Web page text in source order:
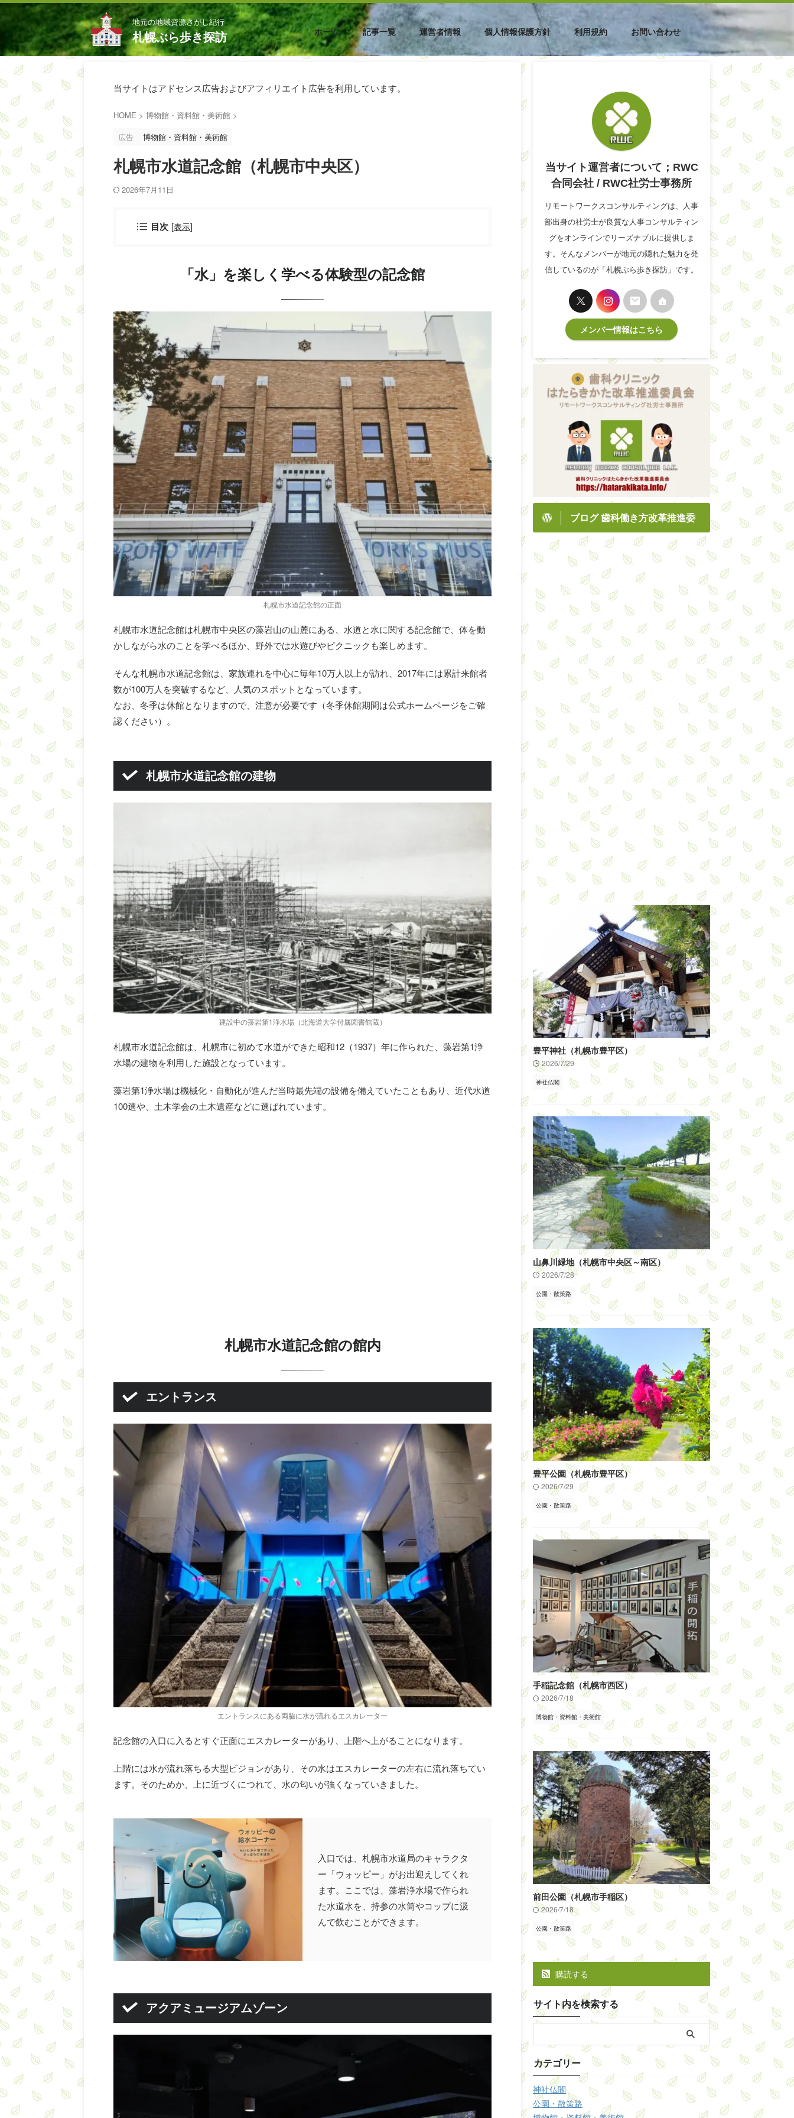
地元の地域資源さがし紀行
札幌ぶら歩き探訪 ホーム 記事一覧 運営者情報 個人情報保護方針 利用規約 お問い合わせ
当サイトはアドセンス広告およびアフィリエイト広告を利用しています。
HOME > 博物館・資料館・美術館 >
広告
博物館・資料館・美術館
札幌市水道記念館（札幌市中央区）
2026年7月11日
目次 [表示]
「水」を楽しく学べる体験型の記念館
札幌市水道記念館の正面
札幌市水道記念館は札幌市中央区の藻岩山の山麓にある、水道と水に関する記念館で、体を動
かしながら水のことを学べるほか、野外では水遊びやピクニックも楽しめます。
そんな札幌市水道記念館は、家族連れを中心に毎年10万人以上が訪れ、2017年には累計来館者
数が100万人を突破するなど、人気のスポットとなっています。
なお、冬季は休館となりますので、注意が必要です（冬季休館期間は公式ホームページをご確
認ください）。
札幌市水道記念館の建物
建設中の藻岩第1浄水場（北海道大学付属図書館蔵）
札幌市水道記念館は、札幌市に初めて水道ができた昭和12（1937）年に作られた、藻岩第1浄
水場の建物を利用した施設となっています。
藻岩第1浄水場は機械化・自動化が進んだ当時最先端の設備を備えていたこともあり、近代水道
100選や、土木学会の土木遺産などに選ばれています。
札幌市水道記念館の館内
エントランス
エントランスにある両脇に水が流れるエスカレーター
記念館の入口に入るとすぐ正面にエスカレーターがあり、上階へ上がることになります。
上階には水が流れ落ちる大型ビジョンがあり、その水はエスカレーターの左右に流れ落ちてい
ます。そのためか、上に近づくにつれて、水の匂いが強くなっていきました。
入口では、札幌市水道局のキャラクタ
ー「ウォッピー」がお出迎えしてくれ
ます。ここでは、藻岩浄水場で作られ
た水道水を、持参の水筒やコップに汲
んで飲むことができます。
アクアミュージアムゾーン
当サイト運営者について；RWC
合同会社 / RWC社労士事務所
リモートワークスコンサルティングは、人事
部出身の社労士が良質な人事コンサルティン
グをオンラインでリーズナブルに提供しま
す。そんなメンバーが地元の隠れた魅力を発
信しているのが「札幌ぶら歩き探訪」です。
メンバー情報はこちら
ブログ 歯科働き方改革推進委
豊平神社（札幌市豊平区）
2026/7/29
神社仏閣
山鼻川緑地（札幌市中央区～南区）
2026/7/28
公園・散策路
豊平公園（札幌市豊平区）
2026/7/29
公園・散策路
手稲記念館（札幌市西区）
2026/7/18
博物館・資料館・美術館
前田公園（札幌市手稲区）
2026/7/18
公園・散策路
購読する
サイト内を検索する
カテゴリー
神社仏閣
公園・散策路